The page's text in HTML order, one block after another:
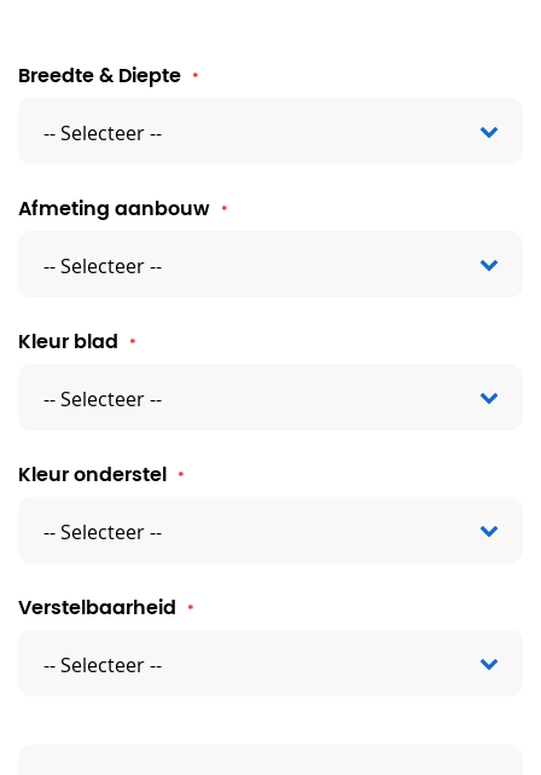
Breedte & Diepte
Afmeting aanbouw
Kleur blad
Kleur onderstel
Verstelbaarheid